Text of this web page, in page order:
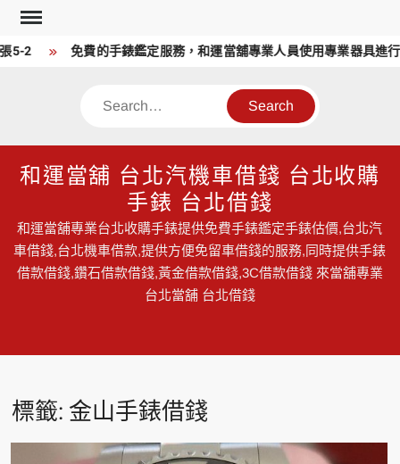
Skip
content
5-2 免費的手錶鑑定服務，和運當舖專業人員使用專業器具進
Search
和運當舖 台北汽機車借錢 台北收購
手錶 台北借錢
和運當舖專業台北收購手錶提供免費手錶鑑定手錶估價,台北汽
車借錢,台北機車借款,提供方便免留車借錢的服務,同時提供手錶
借款借錢,鑽石借款借錢,黃金借款借錢,3C借款借錢 來當舖專業
台北當舖 台北借錢
標籤: 金山手錶借錢